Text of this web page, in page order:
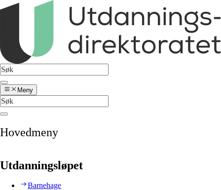
Meny
Hovedmeny
Utdanningsløpet
Barnehage